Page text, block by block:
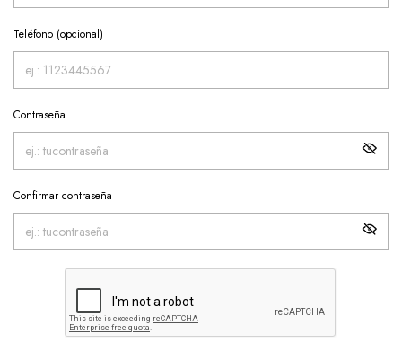
Teléfono (opcional)
Contraseña
Confirmar contraseña